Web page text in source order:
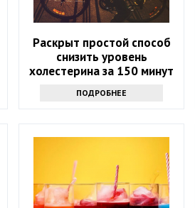
Раскрыт простой способ
снизить уровень
холестерина за 150 минут
ПОДРОБНЕЕ